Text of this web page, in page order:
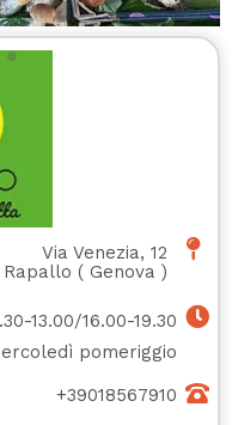
Via Venezia, 12
Rapallo ( Genova )
13.00/16.00-19.30
pomeriggio
+39018567910